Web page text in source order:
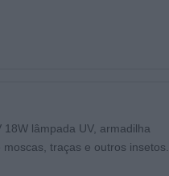
lâmpada UV, armadilha
traças e outros insetos.